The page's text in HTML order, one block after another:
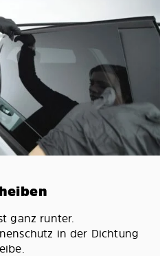
ganz runter.
in der Dichtung